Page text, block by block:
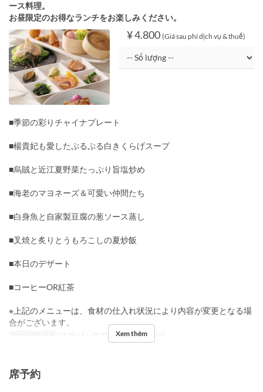
ース料理。
お昼限定のお得なランチをお楽しみください。
¥ 4.800 (Giá sau phí dịch vụ & thuế)
■季節の彩りチャイナプレート
■楊貴妃も愛したぷるぷる白きくらげスープ
■烏賊と近江夏野菜たっぷり旨塩炒め
■海老のマヨネーズ＆可愛い仲間たち
■白身魚と自家製豆腐の葱ソース蒸し
■叉焼と炙りとうもろこしの夏炒飯
■本日のデザート
■コーヒーOR紅茶
※上記のメニューは、食材の仕入れ状況により内容が変更となる場
合がございます。
Ngày Hiệu lực 01 Thg 6 ~ 31 Thg 8 Bữa Bữa trưa
Xem thêm
席予約